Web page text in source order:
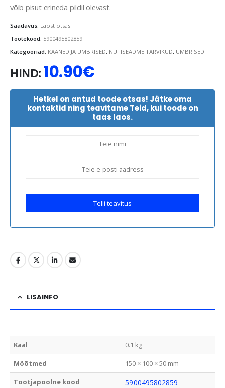
võib pisut erineda pildil olevast.
Saadavus: Laost otsas
Tootekood: 5900495802859
Kategooriad: KAANED JA ÜMBRISED, NUTISEADME TARVIKUD, ÜMBRISED
HIND:10.90€
Hetkel on antud toode otsas! Jätke oma
kontaktid ning teavitame Teid, kui toode on
taas laos.
Telli teavitus
LISAINFO
Kaal 0.1 kg
Mõõtmed 150 × 100 × 50 mm
Tootjapoolne kood 5900495802859